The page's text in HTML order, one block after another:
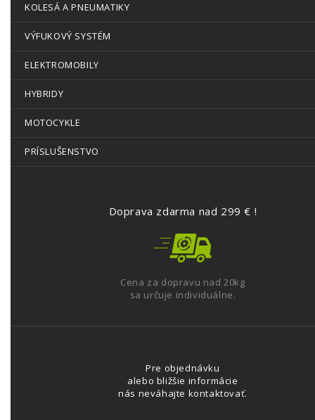
KOLESÁ A PNEUMATIKY
VÝFUKOVÝ SYSTÉM
ELEKTROMOBILY
HYBRIDY
MOTOCYKLE
PRÍSLUŠENSTVO
Doprava zdarma nad 299 € !
Cena za dopravu nad 20kg
sa určuje individuálne.
Pre objednávku
alebo bližšie informácie
nás neváhajte kontaktovať.